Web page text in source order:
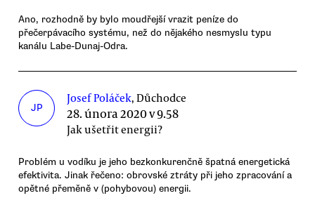
Ano, rozhodně by bylo moudřejší vrazit peníze do
přečerpávacího systému, než do nějakého nesmyslu typu
kanálu Labe-Dunaj-Odra.
JP
Josef Poláček, Důchodce
28. února 2020 v 9.58
Jak ušetřit energii?
Problém u vodíku je jeho bezkonkurenčně špatná energetická
efektivita. Jinak řečeno: obrovské ztráty při jeho zpracování a
opětné přeměně v (pohybovou) energii.